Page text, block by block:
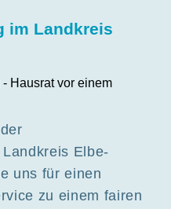
im Landkreis
Elbe-
uns für einen
zu einem fairen